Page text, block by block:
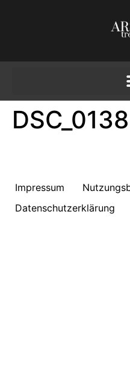
DSC_0138
Impressum
Datenschutzerklärung